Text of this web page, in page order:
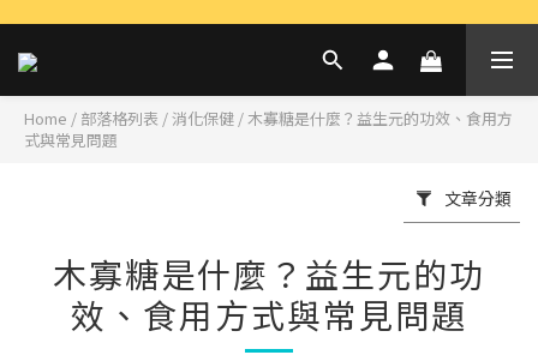
Home / 部落格列表 /消化保健 /木寡糖是什麼？益生元的功效、食用方
式與常見問題
文章分類
木寡糖是什麼？益生元的功
效、食用方式與常見問題